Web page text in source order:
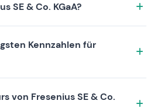
der Börse XETRA gehandelt. ISIN:
SE & Co. KGaA?
These auszeichnet:
Kennzahlen für
1.1, KBV 1.2), die Rentabilität
von Fresenius SE & Co.